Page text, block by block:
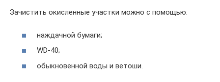
Зачистить окисленные участки можно с помощью:
наждачной бумаги;
WD-40;
обыкновенной воды и ветоши.